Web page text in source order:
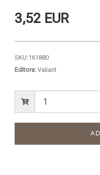
3,52 EUR
SKU:161880
Editora: Valiant